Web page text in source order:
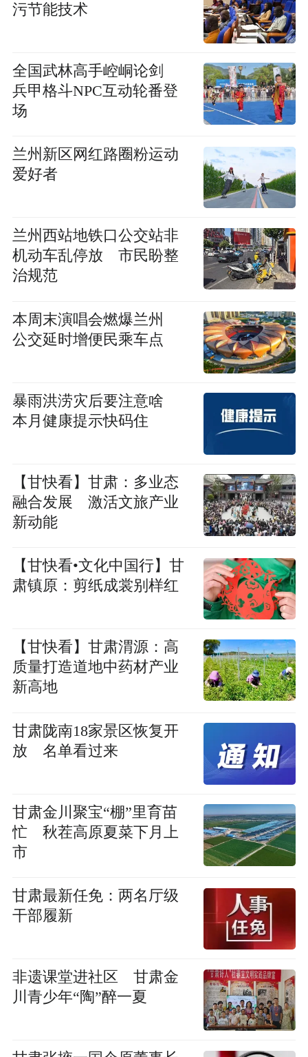
污节能技术
全国武林高手崆峒论剑
兵甲格斗NPC互动轮番登
场
兰州新区网红路圈粉运动
爱好者
兰州西站地铁口公交站非
机动车乱停放 市民盼整
治规范
本周末演唱会燃爆兰州
公交延时增便民乘车点
暴雨洪涝灾后要注意啥
本月健康提示快码住
【甘快看】甘肃：多业态
融合发展 激活文旅产业
新动能
【甘快看•文化中国行】甘
肃镇原：剪纸成裳别样红
【甘快看】甘肃渭源：高
质量打造道地中药材产业
新高地
甘肃陇南18家景区恢复开
放 名单看过来
甘肃金川聚宝“棚”里育苗
忙 秋茬高原夏菜下月上
市
甘肃最新任免：两名厅级
干部履新
非遗课堂进社区 甘肃金
川青少年“陶”醉一夏